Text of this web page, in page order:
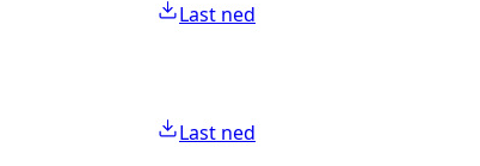
Last ned
Last ned